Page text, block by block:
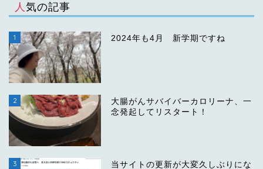
人気の記事
1 2024年も4月 新学期ですね
2
大腸がんサバイバーカロリーナ、一
念発起してリスタート！
3
当サイトの更新が大変久しぶりにな